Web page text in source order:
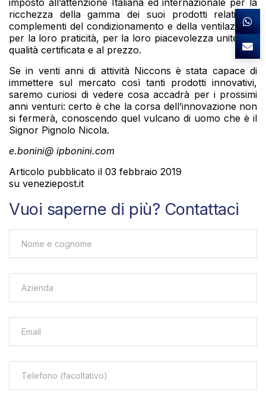
ricchezza della gamma dei suoi prodotti relativi ai
complementi del condizionamento e della ventilazione,
per la loro praticità, per la loro piacevolezza unite alla
qualità certificata e al prezzo.
Se in venti anni di attività Niccons è stata capace di
immettere sul mercato così tanti prodotti innovativi,
saremo curiosi di vedere cosa accadrà per i prossimi
anni venturi: certo è che la corsa dell’innovazione non
si fermerà, conoscendo quel vulcano di uomo che è il
Signor Pignolo Nicola.
e.bonini@ ipbonini.com
Articolo pubblicato il 03 febbraio 2019
su veneziepost.it
Vuoi saperne di più? Contattaci